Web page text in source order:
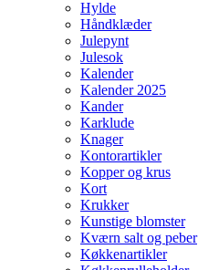
Hylde
Håndklæder
Julepynt
Julesok
Kalender
Kalender 2025
Kander
Karklude
Knager
Kontorartikler
Kopper og krus
Kort
Krukker
Kunstige blomster
Kværn salt og peber
Køkkenartikler